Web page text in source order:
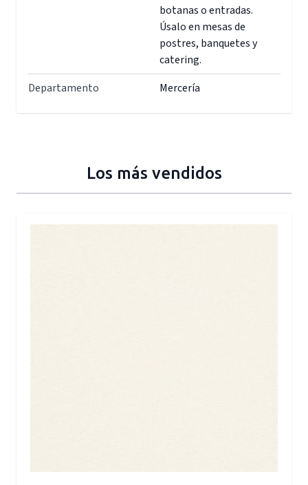
botanas o entradas.
Úsalo en mesas de
postres, banquetes y
catering.
Departamento
Mercería
Los más vendidos